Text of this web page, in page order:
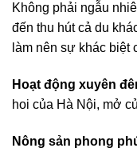
Không phải ngẫu
đến thu hút cả du
làm nên sự khác biệt
Hoạt động xuyên
hoi của Hà Nội, mở
Nông sản phong